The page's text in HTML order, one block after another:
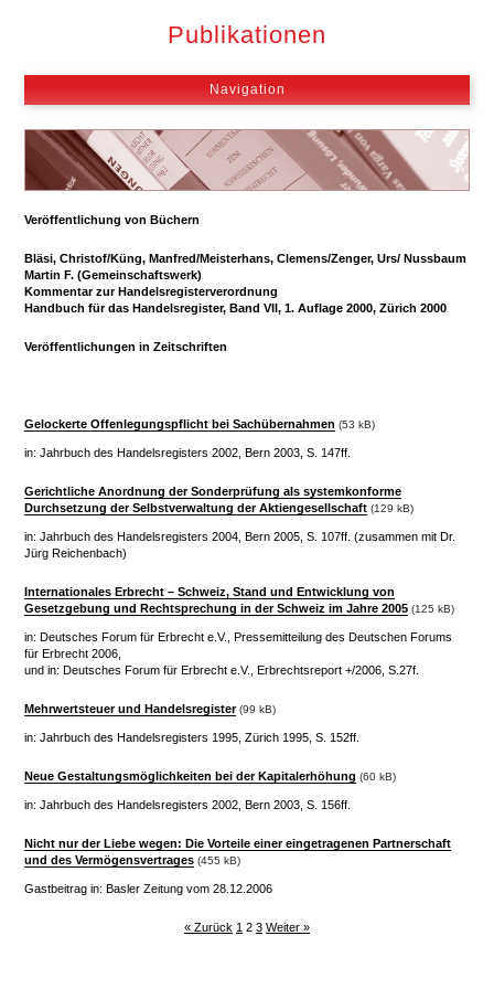
Publikationen
Navigation
Veröffentlichung von Büchern
Bläsi, Christof/Küng, Manfred/Meisterhans, Clemens/Zenger, Urs/ Nussbaum
Martin F. (Gemeinschaftswerk)
Kommentar zur Handelsregisterverordnung
Handbuch für das Handelsregister, Band VII, 1. Auflage 2000, Zürich 2000
Veröffentlichungen in Zeitschriften
Gelockerte Offenlegungspflicht bei Sachübernahmen (53 kB)
in: Jahrbuch des Handelsregisters 2002, Bern 2003, S. 147ff.
Gerichtliche Anordnung der Sonderprüfung als systemkonforme
Durchsetzung der Selbstverwaltung der Aktiengesellschaft (129 kB)
in: Jahrbuch des Handelsregisters 2004, Bern 2005, S. 107ff. (zusammen mit Dr.
Jürg Reichenbach)
Internationales Erbrecht – Schweiz, Stand und Entwicklung von
Gesetzgebung und Rechtsprechung in der Schweiz im Jahre 2005 (125 kB)
in: Deutsches Forum für Erbrecht e.V., Pressemitteilung des Deutschen Forums
für Erbrecht 2006,
und in: Deutsches Forum für Erbrecht e.V., Erbrechtsreport +/2006, S.27f.
Mehrwertsteuer und Handelsregister (99 kB)
in: Jahrbuch des Handelsregisters 1995, Zürich 1995, S. 152ff.
Neue Gestaltungsmöglichkeiten bei der Kapitalerhöhung (60 kB)
in: Jahrbuch des Handelsregisters 2002, Bern 2003, S. 156ff.
Nicht nur der Liebe wegen: Die Vorteile einer eingetragenen Partnerschaft
und des Vermögensvertrages (455 kB)
Gastbeitrag in: Basler Zeitung vom 28.12.2006
« Zurück 1 2 3 Weiter »